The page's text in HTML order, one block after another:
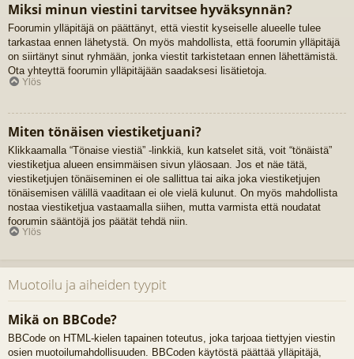
Miksi minun viestini tarvitsee hyväksynnän?
Foorumin ylläpitäjä on päättänyt, että viestit kyseiselle alueelle tulee
tarkastaa ennen lähetystä. On myös mahdollista, että foorumin ylläpitäjä
on siirtänyt sinut ryhmään, jonka viestit tarkistetaan ennen lähettämistä.
Ota yhteyttä foorumin ylläpitäjään saadaksesi lisätietoja.
Ylös
Miten tönäisen viestiketjuani?
Klikkaamalla “Tönaise viestiä” -linkkiä, kun katselet sitä, voit “tönäistä”
viestiketjua alueen ensimmäisen sivun yläosaan. Jos et näe tätä,
viestiketjujen tönäiseminen ei ole sallittua tai aika joka viestiketjujen
tönäisemisen välillä vaaditaan ei ole vielä kulunut. On myös mahdollista
nostaa viestiketjua vastaamalla siihen, mutta varmista että noudatat
foorumin sääntöjä jos päätät tehdä niin.
Ylös
Muotoilu ja aiheiden tyypit
Mikä on BBCode?
BBCode on HTML-kielen tapainen toteutus, joka tarjoaa tiettyjen viestin
osien muotoilumahdollisuuden. BBCoden käytöstä päättää ylläpitäjä,